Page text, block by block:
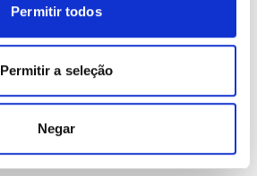
Permitir todos
Permitir a seleção
Negar